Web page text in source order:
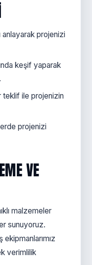
anlayarak projenizi
keşif yaparak
teklif ile projenizin
projenizi
VE
malzemeler
sunuyoruz.
verimlilik